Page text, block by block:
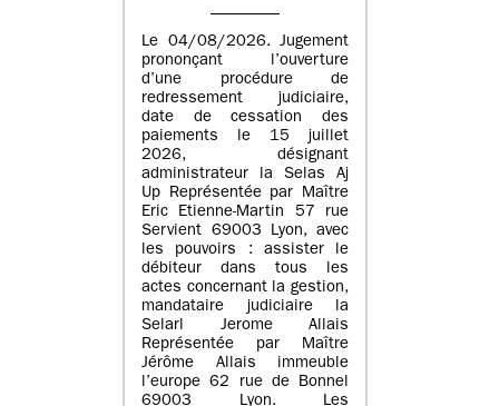
Le 04/08/2026. Jugement
prononçant l’ouverture
d’une procédure de
redressement judiciaire,
date de cessation des
paiements le 15 juillet
2026, désignant
administrateur la Selas Aj
Up Représentée par Maître
Eric Etienne-Martin 57 rue
Servient 69003 Lyon, avec
les pouvoirs : assister le
débiteur dans tous les
actes concernant la gestion,
mandataire judiciaire la
Selarl Jerome Allais
Représentée par Maître
Jérôme Allais immeuble
l’europe 62 rue de Bonnel
69003 Lyon. Les